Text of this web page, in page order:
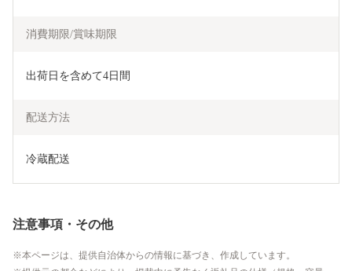
消費期限/賞味期限
出荷日を含めて4日間
配送方法
冷蔵配送
注意事項・その他
本ページは、提供自治体からの情報に基づき、作成しています。